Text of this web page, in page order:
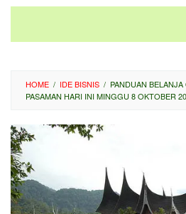
HOME / IDE BISNIS / PANDUAN
PASAMAN HARI INI MINGGU 8 OKTOBER